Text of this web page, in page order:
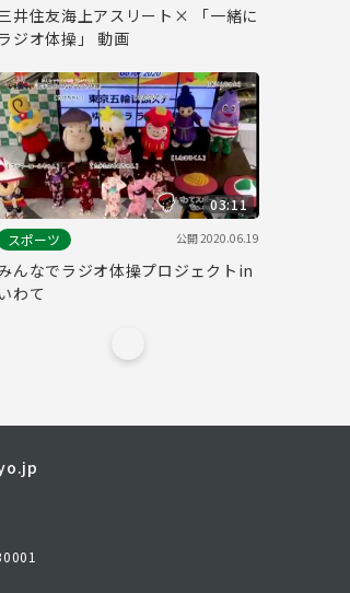
井住友海上アスリート× 「一緒に
ジオ体操」 動画
03:11
スポーツ
公開2020.06.19
んなでラジオ体操プロジェクトin
わて